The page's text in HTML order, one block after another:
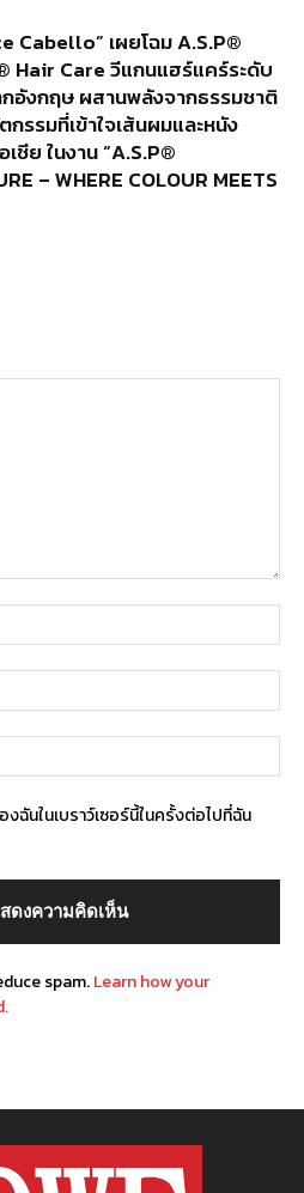
Cabello” เผยโฉม A.S.P®
Hair Care วีแกนแฮร์แคร์ระดับ
อังกฤษ ผสานพลังจากธรรมชาติ
กรรมที่เข้าใจเส้นผมและหนัง
เชีย ในงาน “A.S.P®
– WHERE COLOUR MEETS
ฉันในเบราว์เซอร์นี้ในครั้งต่อไปที่ฉัน
spam.Learn how your